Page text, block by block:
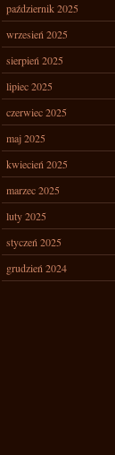
październik 2025
wrzesień 2025
sierpień 2025
lipiec 2025
czerwiec 2025
maj 2025
kwiecień 2025
marzec 2025
luty 2025
styczeń 2025
grudzień 2024